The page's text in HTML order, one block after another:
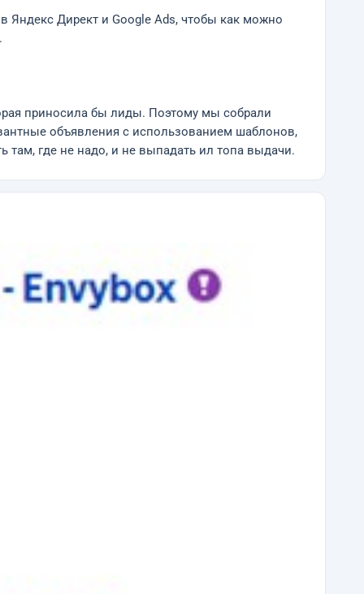
Яндекс Директ и Google Ads, чтобы как можно
приносила бы лиды. Поэтому мы собрали
объявления с использованием шаблонов,
там, где не надо, и не выпадать ил топа выдачи.